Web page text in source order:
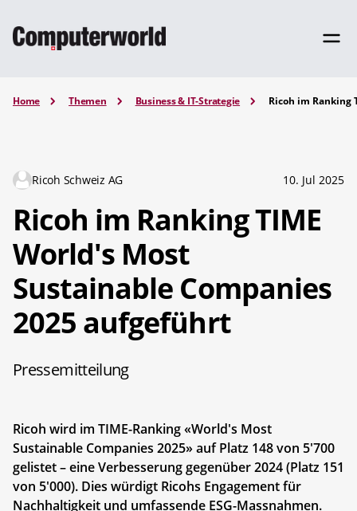
Home Themen Business & IT-Strategie Ricoh im Ranking
Ricoh Schweiz AG 10. Jul 2025
Ricoh im Ranking TIME
World's Most
Sustainable Companies
2025 aufgeführt
Pressemitteilung
Ricoh wird im TIME-Ranking «World's Most
Sustainable Companies 2025» auf Platz 148 von 5'700
gelistet – eine Verbesserung gegenüber 2024 (Platz 151
von 5'000). Dies würdigt Ricohs Engagement für
Nachhaltigkeit und umfassende ESG-Massnahmen.